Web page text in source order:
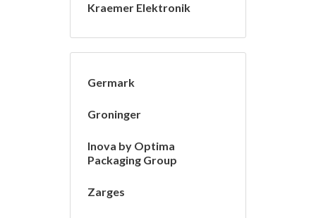
Kraemer Elektronik
Germark
Groninger
Inova by Optima
Packaging Group
Zarges